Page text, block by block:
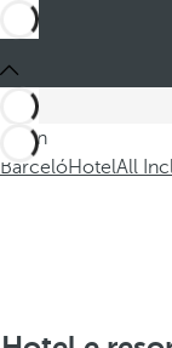
Sei in
BarcelóHotelAll